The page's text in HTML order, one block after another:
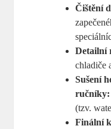
Čištění
Detailní
chladiče
Sušení
ručníky:
(tzv.
Finální